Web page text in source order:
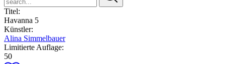
Titel:
Havanna 5
Künstler:
Alina Simmelbauer
Limitierte Auflage:
50